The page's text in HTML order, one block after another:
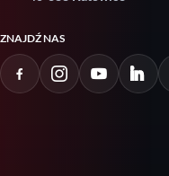
ZNAJDŹ NAS